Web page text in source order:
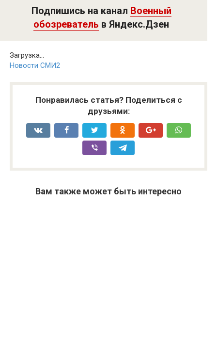
Подпишись на канал Военный
обозреватель в Яндекс.Дзен
Загрузка...
Новости СМИ2
Понравилась статья? Поделиться с
друзьями:
Вам также может быть интересно